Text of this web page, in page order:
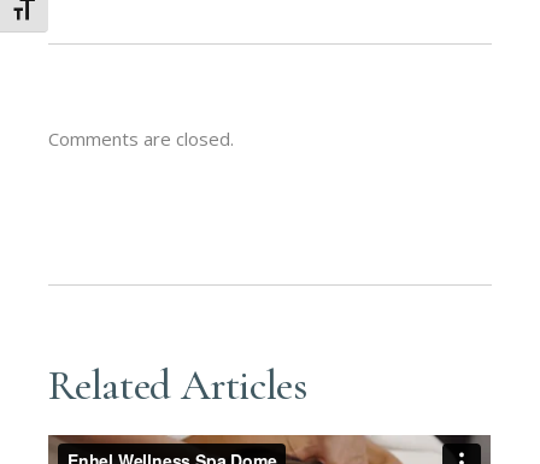
Schrift vergrößern
Comments are closed.
Related Articles